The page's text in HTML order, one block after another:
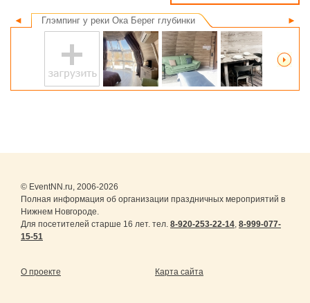
◄ ►
Глэмпинг у реки Ока Берег глубинки
© EventNN.ru, 2006-2026
Полная информация об организации праздничных мероприятий в
Нижнем Новгороде.
Для посетителей старше 16 лет. тел. 8-920-253-22-14, 8-999-077-
15-51
О проекте Карта сайта